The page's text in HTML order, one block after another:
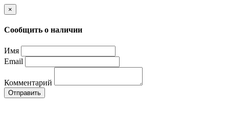
×
Сообщить о наличии
Имя
Email
Комментарий
Отправить